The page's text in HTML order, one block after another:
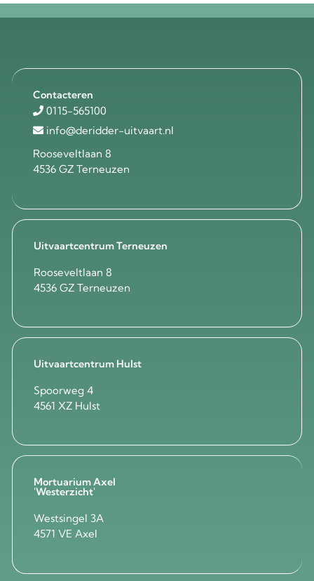
Contacteren
0115-565100
info@deridder-uitvaart.nl
Rooseveltlaan 8
4536 GZ Terneuzen
Uitvaartcentrum Terneuzen
Rooseveltlaan 8
4536 GZ Terneuzen
Uitvaartcentrum Hulst
Spoorweg 4
4561 XZ Hulst
Mortuarium Axel
'Westerzicht'
Westsingel 3A
4571 VE Axel